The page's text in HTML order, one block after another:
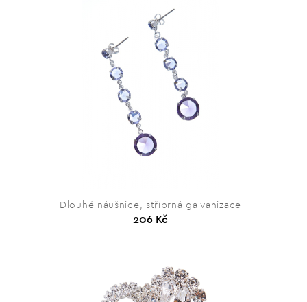
Dlouhé náušnice, stříbrná galvanizace
206 Kč